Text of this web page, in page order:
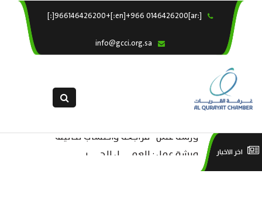
[:ar]966146426200+[:en]+966 0146426200[:] ×
خدماتنا
التقديم الالكترونى
اخر الاخبار
ورشة عمل “مراجعة واحتساب تكاليف
بدء ومزاولة وإنهاء الأعمال الاقتصادية
ورشة عمل : العمـــــل الحـــــر